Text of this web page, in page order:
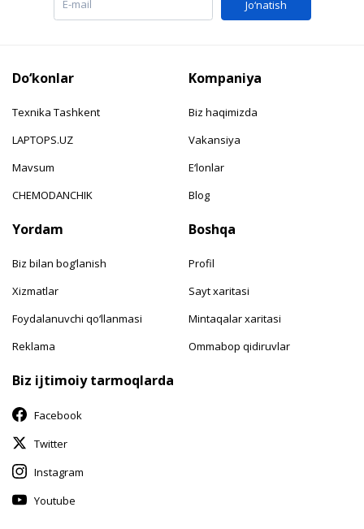
Jo‘natish
Do‘konlar
Texnika Tashkent
LAPTOPS.UZ
Mavsum
CHEMODANCHIK
Kompaniya
Biz haqimizda
Vakansiya
E‘lonlar
Blog
Yordam
Biz bilan bog‘lanish
Xizmatlar
Foydalanuvchi qo‘llanmasi
Reklama
Boshqa
Profil
Sayt xaritasi
Mintaqalar xaritasi
Ommabop qidiruvlar
Biz ijtimoiy tarmoqlarda
Facebook
Twitter
Instagram
Youtube